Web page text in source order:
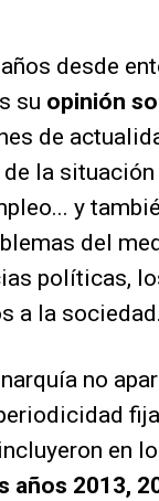
desde
su opinión
de
la
y
del
políticas,
a la sociedad.
no
en
años 2013,